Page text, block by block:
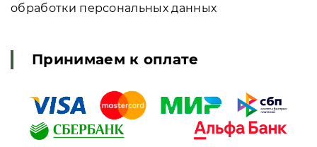
обработки персональных данных
Принимаем к оплате